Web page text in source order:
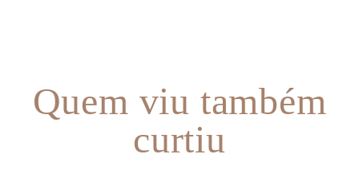
Quem viu também
curtiu